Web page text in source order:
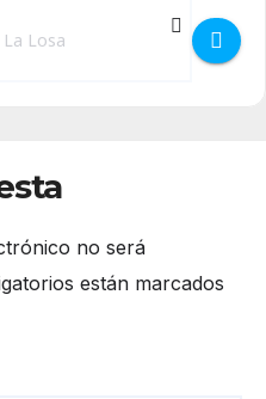
- Fiestas 2024 en La Losa []
Address - Fiestas
no será
están marcados